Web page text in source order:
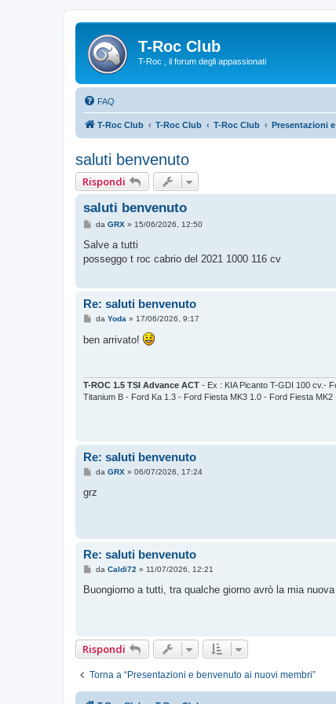
T-Roc Club
T-Roc , il forum degli appassionati
FAQ
T-Roc Club T-Roc Club T-Roc Club Presentazioni
saluti benvenuto
Rispondi
saluti benvenuto
M
s
a
i
da GRX» 15/06/2026, 12:50
Salve a tutti
posseggo t roc cabrio del 2021 1000 116 cv
Re: saluti benvenuto
M
s
s
i
da Yoda » 17/06/2026, 9:17
ben arrivato!
T-ROC 1.5 TSI Advance ACT - Ex : KIA Picanto T-GDI 100 cv.-
Titanium B - Ford Ka 1.3 - Ford Fiesta MK3 1.0 - Ford Fiesta MK2
Re: saluti benvenuto
M
s
da GRX» 06/07/2026, 17:24
grz
Re: saluti benvenuto
M
s
da Caldi72 » 11/07/2026, 12:21
Buongiorno a tutti, tra qualche giorno avrò la mia
Rispondi
Torna a “Presentazioni e benvenuto ai nuovi membri”